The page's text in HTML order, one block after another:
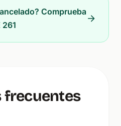
Comprueba
frecuentes